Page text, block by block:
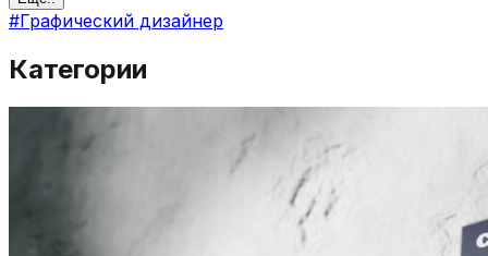
айдентикой, рекламными материалами,
минимализм, но умею играть и с яркой эстетикой,
если того требует проект. Открыта к новым
задачам, ценю диалог между мной и
клиентом,всегда стремлюсь превратить идеи в
визуальные решения, которые работают на вас.
#Графический дизайнер
Категории